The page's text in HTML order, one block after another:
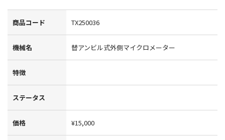
商品コード TX250036
機械名 替アンビル式外側マイクロメーター
特徴
ステータス
価格 ¥15,000